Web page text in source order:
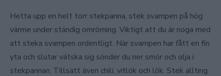
Hetta upp en helt torr stekpanna, stek svampen på hög
värme under ständig omrörning. Viktigt att du är noga med
att steka svampen ordentligt. När svampen har fått en fin
yta och slutar vätska sig sönder du ner smör och olja i
stekpannan. Tillsätt även chili, vitlök och lök. Stek allting